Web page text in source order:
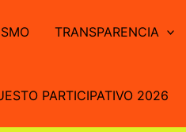
TRANSPARENCIA
PARTICIPATIVO 2026